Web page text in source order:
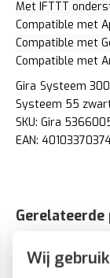
Wij
Met IFTTT
Compatible met
Compatible met
Compatible met
Gira Systeem
Systeem 55
SKU: Gira
EAN: